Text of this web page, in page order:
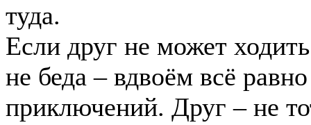
туда.
Если друг не может
не беда – вдвоём всё
приключений. Друг – не